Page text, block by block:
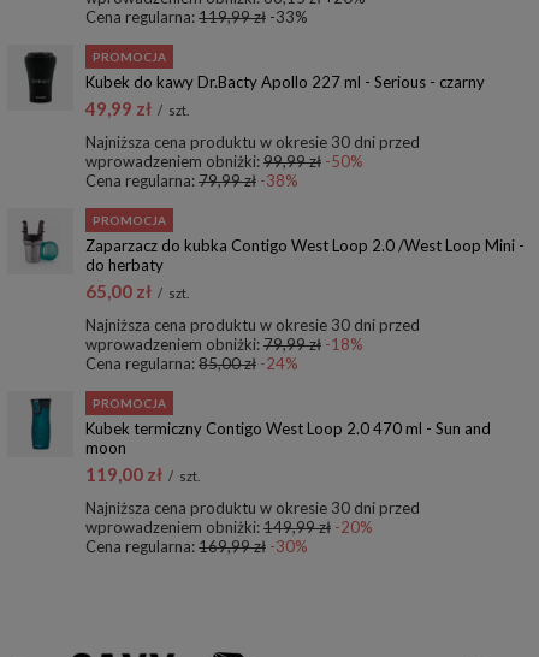
Cena regularna:119,99 zł -33%
PROMOCJA
Kubek do kawy Dr.Bacty Apollo 227 ml - Serious - czarny
49,99 zł / szt.
Najniższa cena produktu w okresie 30 dni przed
wprowadzeniem obniżki:99,99 zł -50%
Cena regularna:79,99 zł -38%
PROMOCJA
Zaparzacz do kubka Contigo West Loop 2.0 /West Loop Mini -
do herbaty
65,00 zł / szt.
Najniższa cena produktu w okresie 30 dni przed
wprowadzeniem obniżki:79,99 zł -18%
Cena regularna:85,00 zł -24%
PROMOCJA
Kubek termiczny Contigo West Loop 2.0 470 ml - Sun and
moon
119,00 zł / szt.
Najniższa cena produktu w okresie 30 dni przed
wprowadzeniem obniżki:149,99 zł -20%
Cena regularna:169,99 zł -30%